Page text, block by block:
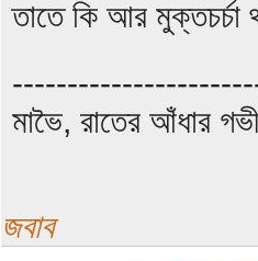
তাতে কি আর
মাভৈ, রাতের আঁধার
জবাব